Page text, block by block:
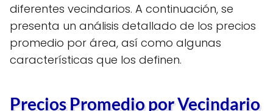
diferentes vecindarios. A continuación, se
presenta un análisis detallado de los precios
promedio por área, así como algunas
características que los definen.
Precios Promedio por Vecindario